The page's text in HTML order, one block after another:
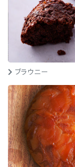
ブラウニー